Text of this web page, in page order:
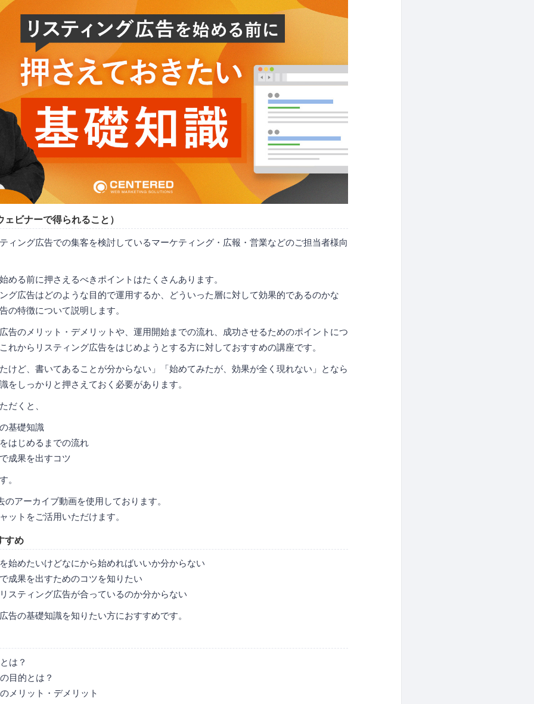
ビナーで得られること）
ィング広告での集客を検討しているマーケティング・広報・営業などのご担当者様向
める前に押さえるべきポイントはたくさんあります。
グ広告はどのような目的で運用するか、どういった層に対して効果的であるのかな
の特徴について説明します。
告のメリット・デメリットや、運用開始までの流れ、成功させるためのポイントにつ
れからリスティング広告をはじめようとする方に対しておすすめの講座です。
けど、書いてあることが分からない」「始めてみたが、効果が全く現れない」となら
をしっかりと押さえておく必要があります。
だくと、
基礎知識
はじめるまでの流れ
成果を出すコツ
。
アーカイブ動画を使用しております。
ットをご活用いただけます。
すめ
始めたいけどなにから始めればいいか分からない
成果を出すためのコツを知りたい
スティング広告が合っているのか分からない
告の基礎知識を知りたい方におすすめです。
は？
目的とは？
メリット・デメリット